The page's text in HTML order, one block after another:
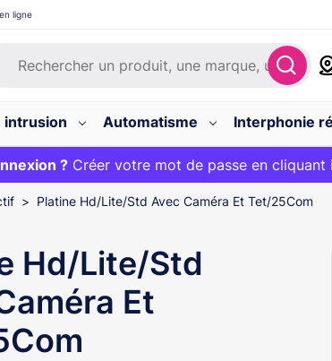
ligne
intrusion Automatisme
Interphonie
sur votre panier et livraison 24/48h gratuite
?Créer votre mot de passe en
Platine Hd/Lite/Std Avec Caméra Et Tet/25Com
Hd/Lite/Std
Et